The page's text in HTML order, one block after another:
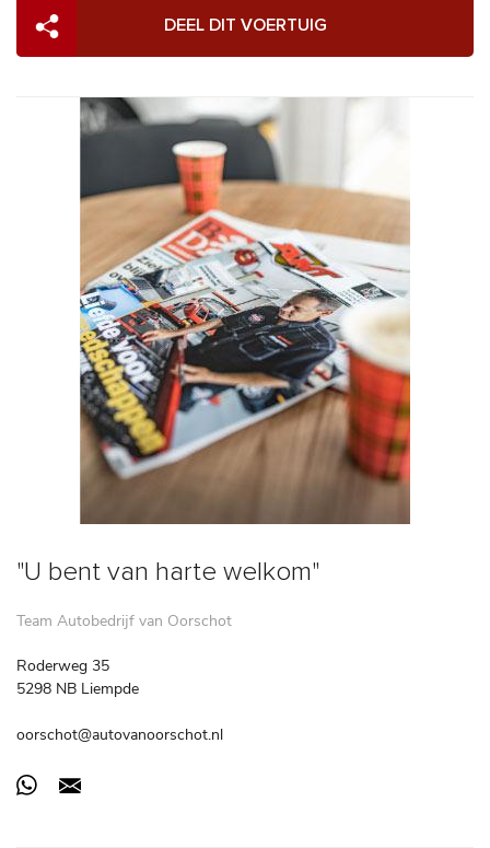
DEEL DIT VOERTUIG
"U bent van harte welkom"
Team Autobedrijf van Oorschot
Roderweg 35
5298 NB Liempde
oorschot@autovanoorschot.nl